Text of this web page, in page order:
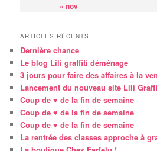
« nov
ARTICLES RÉCENTS
Dernière chance
Le blog Lili graffiti déménage
3 jours pour faire des affaires à la
Lancement du nouveau site Lili
Coup de ♥ de la fin de semaine
Coup de ♥ de la fin de semaine
Coup de ♥ de la fin de semaine
La rentrée des classes approche à